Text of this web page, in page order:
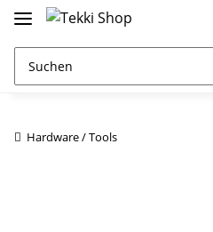
Hardware / Tools